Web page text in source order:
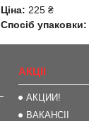
Ціна: 225 ₴
Спосіб упаковки:
АКЦІІ
АКЦИИ!
ВАКАНСІІ